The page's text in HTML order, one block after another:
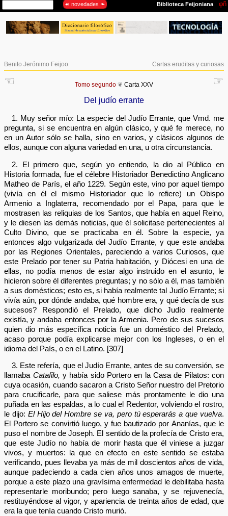
Benito Jerónimo Feijoo Cartas eruditas y curiosas
☜ ☞
Tomo segundo ❦ Carta XXV
Del judío errante
1. Muy señor mío: La especie del Judío Errante, que Vmd. me
pregunta, si se encuentra en algún clásico, y qué fe merece, no
en un Autor sólo se halla, sino en varios, y clásicos algunos de
ellos, aunque con alguna variedad en una, u otra circunstancia.
2. El primero que, según yo entiendo, la dio al Público en
Historia formada, fue el célebre Historiador Benedictino Anglicano
Matheo de París, el año 1229. Según este, vino por aquel tiempo
(vivía en él el mismo Historiador que lo refiere) un Obispo
Armenio a Inglaterra, recomendado por el Papa, para que le
mostrasen las reliquias de los Santos, que había en aquel Reino,
y le diesen las demás noticias, que él solicitase pertenecientes al
Culto Divino, que se practicaba en él. Sobre la especie, ya
entonces algo vulgarizada del Judío Errante, y que este andaba
por las Regiones Orientales, pareciendo a varios Curiosos, que
este Prelado por tener su Patria habitación, y Diócesi en una de
ellas, no podía menos de estar algo instruido en el asunto, le
hicieron sobre él diferentes preguntas; y no sólo a él, mas también
a sus domésticos; esto es, si había realmente tal Judío Errante; si
vivía aún, por dónde andaba, qué hombre era, y qué decía de sus
sucesos? Respondió el Prelado, que dicho Judío realmente
existía, y andaba entonces por la Armenia. Pero de sus sucesos
quien dio más específica noticia fue un doméstico del Prelado,
acaso porque podía explicarse mejor con los Ingleses, o en el
idioma del País, o en el Latino. [307]
3. Este refería, que el Judío Errante, antes de su conversión, se
llamaba Catafilo, y había sido Portero en la Casa de Pilatos: con
cuya ocasión, cuando sacaron a Cristo Señor nuestro del Pretorio
para crucificarle, para que saliese más prontamente le dio una
puñada en las espaldas, a lo cual el Redentor, volviendo el rostro,
le dijo: El Hijo del Hombre se va, pero tú esperarás a que vuelva.
El Portero se convirtió luego, y fue bautizado por Ananías, que le
puso el nombre de Joseph. El sentido de la profecía de Cristo era,
que este Judío no había de morir hasta que él viniese a juzgar
vivos, y muertos: la que en efecto en este sentido se estaba
verificando, pues llevaba ya más de mil doscientos años de vida,
aunque padeciendo a cada cien años unos amagos de muerte,
porque a este plazo una gravísima enfermedad le debilitaba hasta
representarle moribundo; pero luego sanaba, y se rejuvenecía,
restituyéndose al vigor, y apariencia de treinta años de edad, que
era la que tenía cuando Cristo murió.